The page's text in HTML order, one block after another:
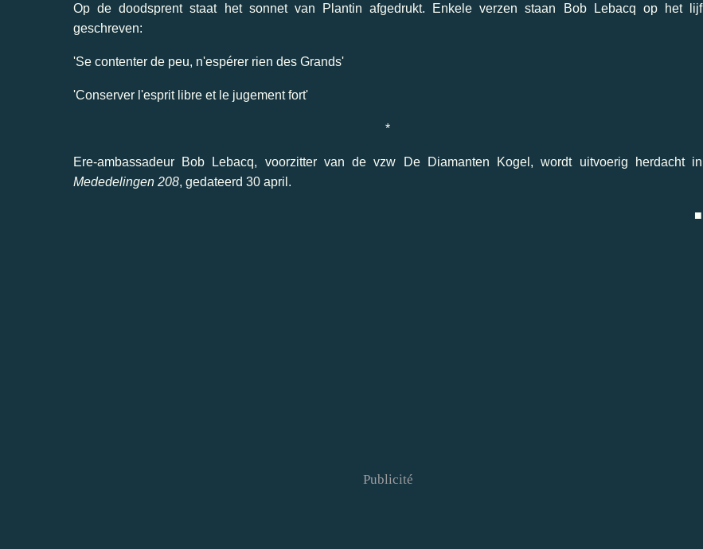
Op de doodsprent staat het sonnet van Plantin afgedrukt. Enkele verzen staan Bob Lebacq op het lijf
geschreven:
'Se contenter de peu, n'espérer rien des Grands'
'Conserver l'esprit libre et le jugement fort'
*
Ere-ambassadeur Bob Lebacq, voorzitter van de vzw De Diamanten Kogel, wordt uitvoerig herdacht in
Mededelingen 208, gedateerd 30 april.
■
Publicité